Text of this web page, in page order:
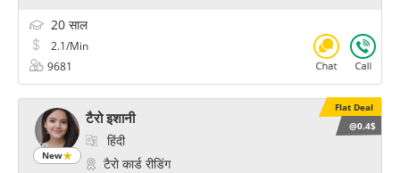
20 साल
2.1/Min
9681
Flat Deal
@0.4$
New
टैरो इशानी
हिंदी
टैरो कार्ड रीडिंग